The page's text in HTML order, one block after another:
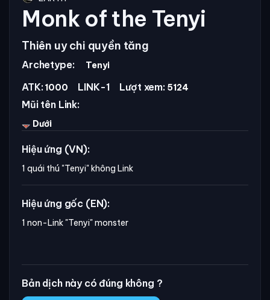
Monk of the Tenyi
Thiên uy chi quyền tăng
Archetype: Tenyi
ATK: 1000 LINK-1 Lượt xem: 5124
Mũi tên Link:
Dưới
Hiệu ứng (VN):
1 quái thú "Tenyi"không Link
Hiệu ứng gốc (EN):
1 non-Link "Tenyi" monster
Bản dịch này có đúng không ?